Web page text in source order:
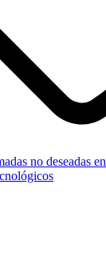
no deseadas en